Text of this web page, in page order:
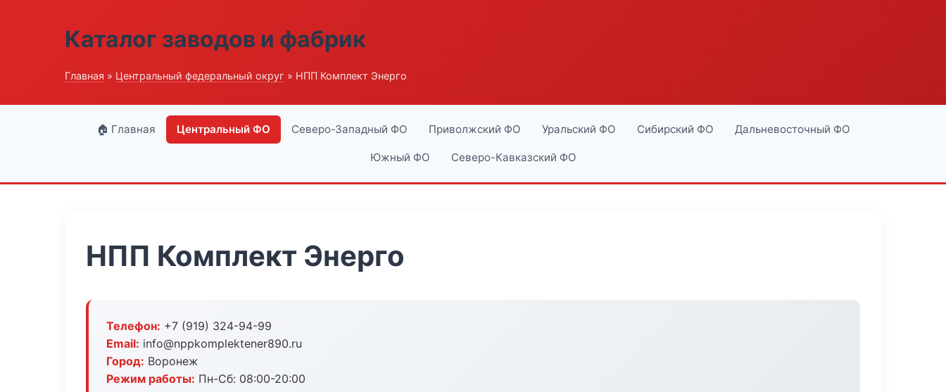
Каталог заводов и фабрик
Главная » Центральный федеральный округ » НПП Комплект Энерго
🏠 Главная Центральный ФО Северо-Западный ФО Приволжский ФО Уральский ФО Сибирский ФО Дальневосточный ФО
Южный ФО Северо-Кавказский ФО
НПП Комплект Энерго
Телефон: +7 (919) 324-94-99
Email: info@nppkomplektener890.ru
Город: Воронеж
Режим работы: Пн-Сб: 08:00-20:00